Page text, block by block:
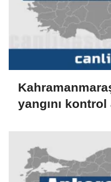
yangını kontrol